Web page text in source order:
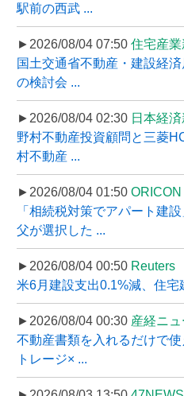
駅前の西武 ...
►2026/08/04 07:50 住宅産業
国土交通省不動産・建設経
の検討会 ...
►2026/08/04 02:30 日本経済
野村不動産投資顧問と三菱
村不動産 ...
►2026/08/04 01:50
「相続税対策でアパート建
父が選択した ...
►2026/08/04 00:50 Reuters
米6月建設支出0.1%減、住宅
►2026/08/04 00:30 産経ニュ
不動産書類を入れるだけで
トレージ× ...